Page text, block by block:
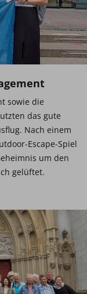
sowie die
das gute
Nach einem
Escape-Spiel
um den
gelüftet.